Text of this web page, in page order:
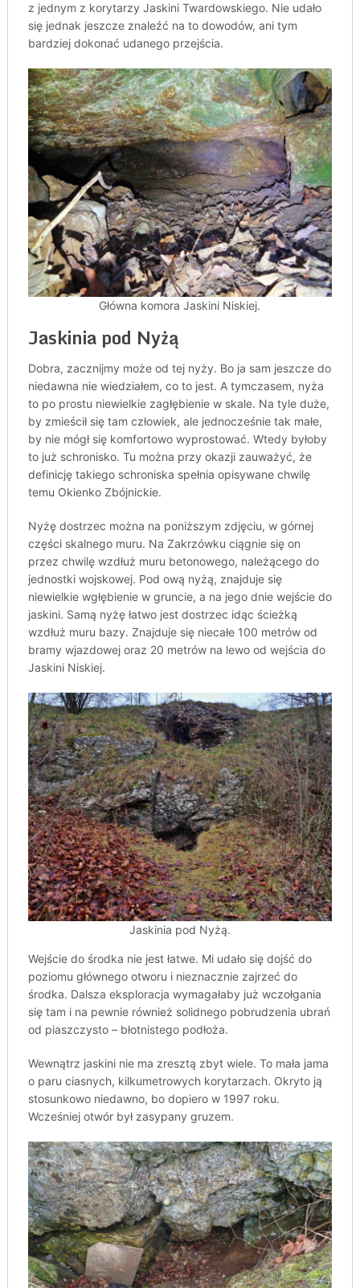
z jednym z korytarzy Jaskini Twardowskiego. Nie udało
się jednak jeszcze znaleźć na to dowodów, ani tym
bardziej dokonać udanego przejścia.
Główna komora Jaskini Niskiej.
Jaskinia pod Nyżą
Dobra, zacznijmy może od tej nyży. Bo ja sam jeszcze do
niedawna nie wiedziałem, co to jest. A tymczasem, nyża
to po prostu niewielkie zagłębienie w skale. Na tyle duże,
by zmieścił się tam człowiek, ale jednocześnie tak małe,
by nie mógł się komfortowo wyprostować. Wtedy byłoby
to już schronisko. Tu można przy okazji zauważyć, że
definicję takiego schroniska spełnia opisywane chwilę
temu Okienko Zbójnickie.
Nyżę dostrzec można na poniższym zdjęciu, w górnej
części skalnego muru. Na Zakrzówku ciągnie się on
przez chwilę wzdłuż muru betonowego, należącego do
jednostki wojskowej. Pod ową nyżą, znajduje się
niewielkie wgłębienie w gruncie, a na jego dnie wejście do
jaskini. Samą nyżę łatwo jest dostrzec idąc ścieżką
wzdłuż muru bazy. Znajduje się niecałe 100 metrów od
bramy wjazdowej oraz 20 metrów na lewo od wejścia do
Jaskini Niskiej.
Jaskinia pod Nyżą.
Wejście do środka nie jest łatwe. Mi udało się dojść do
poziomu głównego otworu i nieznacznie zajrzeć do
środka. Dalsza eksploracja wymagałaby już wczołgania
się tam i na pewnie również solidnego pobrudzenia ubrań
od piaszczysto – błotnistego podłoża.
Wewnątrz jaskini nie ma zresztą zbyt wiele. To mała jama
o paru ciasnych, kilkumetrowych korytarzach. Okryto ją
stosunkowo niedawno, bo dopiero w 1997 roku.
Wcześniej otwór był zasypany gruzem.